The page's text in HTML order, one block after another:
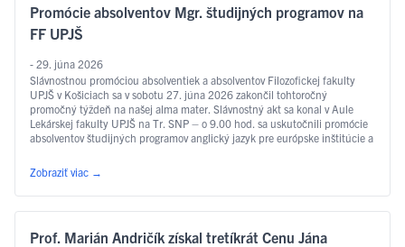
Promócie absolventov Mgr. študijných programov na
FF UPJŠ
- 29. júna 2026
Slávnostnou promóciou absolventiek a absolventov Filozofickej fakulty
UPJŠ v Košiciach sa v sobotu 27. júna 2026 zakončil tohtoročný
promočný týždeň na našej alma mater. Slávnostný akt sa konal v Aule
Lekárskej fakulty UPJŠ na Tr. SNP – o 9.00 hod. sa uskutočnili promócie
absolventov študijných programov anglický jazyk pre európske inštitúcie a
Čítať ďalej
Zobraziť viac →
Prof. Marián Andričík získal tretíkrát Cenu Jána